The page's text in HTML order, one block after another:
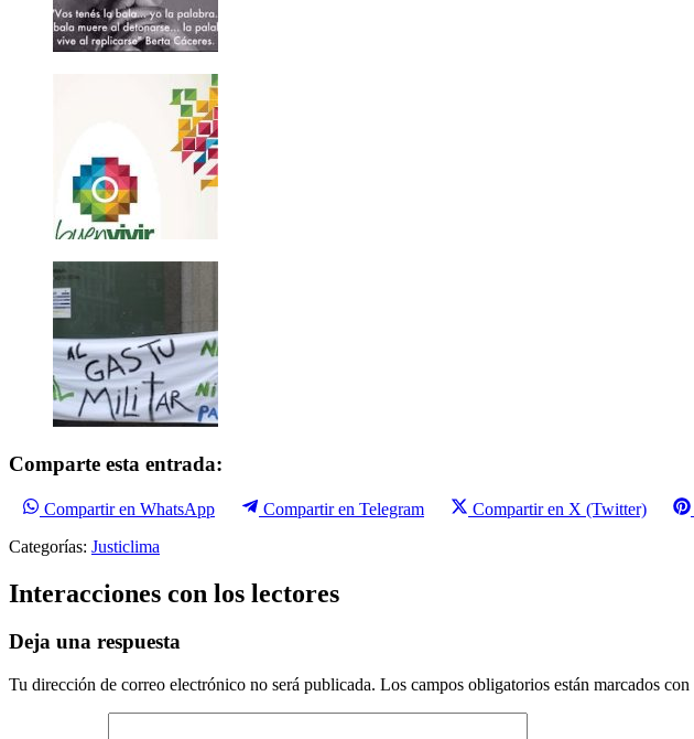
Comparte esta entrada:
Compartir en WhatsApp Compartir en Telegram Compartir en X (Twitter)
Categorías: Justiclima
Interacciones con los lectores
Deja una respuesta
Tu dirección de correo electrónico no será publicada. Los campos obligatorios están marcados con